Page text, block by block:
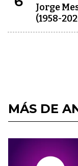
Jorge
(1958-
MÁS DE